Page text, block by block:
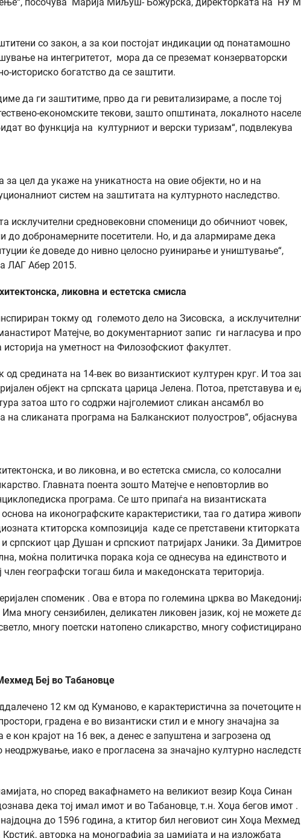
со закон, а за кои постојат индикации од понатамошно
на интегритетот, мора да се преземат конзерваторски
историско богатство да се заштити.
да ги заштитиме, прво да ги ревитализираме, а после тој
економските текови, зашто општината, локалното
во функција на културниот и верски туризам“, подвлекува
цел да укаже на уникатноста на овие објекти, но и на
систем на заштитата на културното наследство.
исклучителни средновековни споменици до обичниот човек,
до добронамерните посетители. Но, и да алармираме дека
ќе доведе до нивно целосно руинирање и уништување“,
ЛАГ Абер 2015.
ликовна и естетска смисла
токму од големото дело на Зисовска, а
Матејче, во документарниот запис ги нагласува и
на уметност на Филозофскиот факултет.
средината на 14-век во византискиот културен круг. И тоа
објект на српската царица Јелена. Потоа, претставува и
затоа што го содржи најголемиот сликан ансамбл во
сликаната програма на Балканскиот полуостров“, објаснува
и во ликовна, и во естетска смисла, со колосални
Главната поента зошто Матејче е неповторлив во
програма. Се што припаѓа на византиската
основа на иконографските карактеристики, таа го датира
ктиторска композиција каде се претставени ктиторката
српскиот цар Душан и српскиот патријарх Јаники. За
моќна политичка порака која се однесува на единството и
географски тогаш била и македонската територија.
споменик . Ова е втора по големина црква во
многу сензибилен, деликатен ликовен јазик, кој не можете
многу поетски натопено сликарство, многу
Беј во Табановце
12 км од Куманово, е карактеристична за почетоците
градена е во византиски стил и е многу значајна за
кон крајот на 16 век, а денес е запуштена и загрозена од
иако е прогласена за значајно културно
но според вакафнамето на великиот везир Коџа Синан
дека тој имал имот и во Табановце, т.н. Хоџа бегов имот .
до 1596 година, а ктитор бил неговиот син Хоџа Мехмед
Крстиќ, авторка на монографија за џамијата и на изложбата